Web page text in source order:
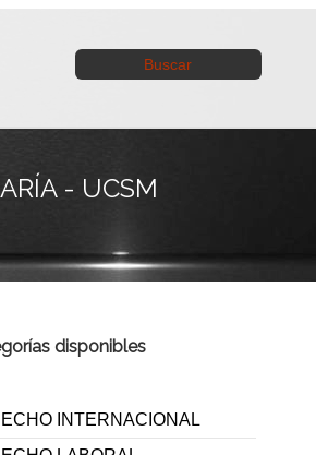
Buscar
- UCSM
disponibles
INTERNACIONAL